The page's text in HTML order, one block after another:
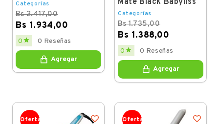
Categorías
Bs 2.417,00
Bs 1.934,00
Regular
price
Price
0  0 Reseñas
Agregar
Categorías
Bs 1.735,00
Bs 1.388,00
Regular
price
Price
0  0 Reseñas
Agregar
Oferta Oferta